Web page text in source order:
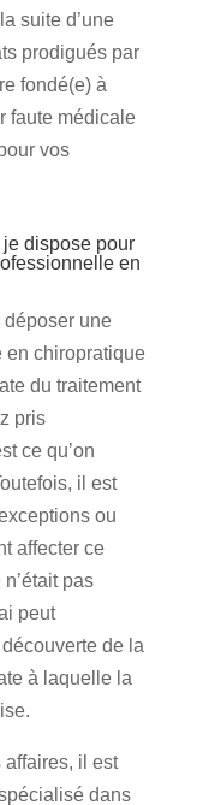
suite d’une
prodigués par
fondé(e) à
faute médicale
vos
dispose pour
en
une
en chiropratique
du traitement
pris
ce qu’on
il est
ou
affecter ce
pas
peut
de la
à laquelle la
affaires, il est
dans